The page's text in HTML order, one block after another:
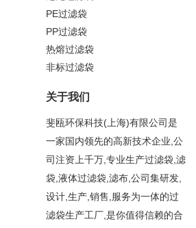
PE过滤袋
PP过滤袋
热熔过滤袋
非标过滤袋
关于我们
斐瓯环保科技(上海)有限公司是
一家国内领先的高新技术企业,公
司注资上千万,专业生产过滤袋,滤
袋,液体过滤袋,滤布,公司集研发,
设计,生产,销售,服务为一体的过
滤袋生产工厂,是你值得信赖的合